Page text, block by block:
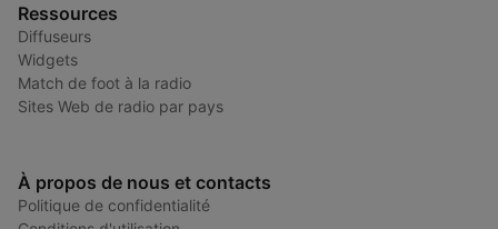
Ressources
Diffuseurs
Widgets
Match de foot à la radio
Sites Web de radio par pays
À propos de nous et contacts
Politique de confidentialité